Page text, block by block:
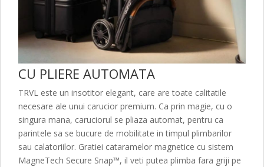
CU PLIERE AUTOMATA
TRVL este un insotitor elegant, care are toate calitatile
necesare ale unui carucior premium. Ca prin magie, cu o
singura mana, caruciorul se pliaza automat, pentru ca
parintele sa se bucure de mobilitate in timpul plimbarilor
sau calatoriilor. Gratiei cataramelor magnetice cu sistem
MagneTech Secure Snap™, il veti putea plimba fara griji pe